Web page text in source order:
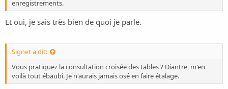
enregistrements.
Et oui, je sais très bien de quoi je parle.
Signet a dit:
Vous pratiquez la consultation croisée des tables ? Diantre, m'en
voilà tout ébaubi. Je n'aurais jamais osé en faire étalage.